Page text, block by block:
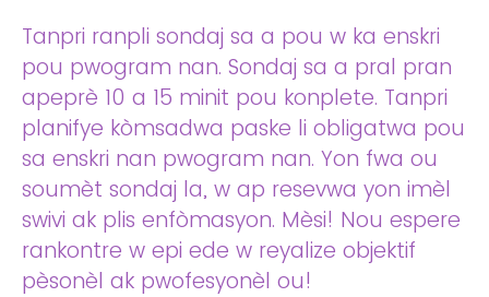
Tanpri ranpli sondaj sa a pou w ka enskri
pou pwogram nan. Sondaj sa a pral pran
apeprè 10 a 15 minit pou konplete. Tanpri
planifye kòmsadwa paske li obligatwa pou
sa enskri nan pwogram nan. Yon fwa ou
soumèt sondaj la, w ap resevwa yon imèl
swivi ak plis enfòmasyon. Mèsi! Nou espere
rankontre w epi ede w reyalize objektif
pèsonèl ak pwofesyonèl ou!